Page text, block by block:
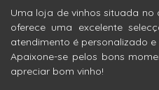
Uma loja de vinhos situada
oferece uma excelente
atendimento é personalizado
Apaixone-se pelos bons
apreciar bom vinho!